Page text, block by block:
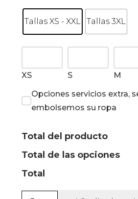
Tallas XS - XXL Tallas 3XL
XS S M
Opciones servicios extra,
embolsemos su ropa
Total del producto
Total de las opciones
Total